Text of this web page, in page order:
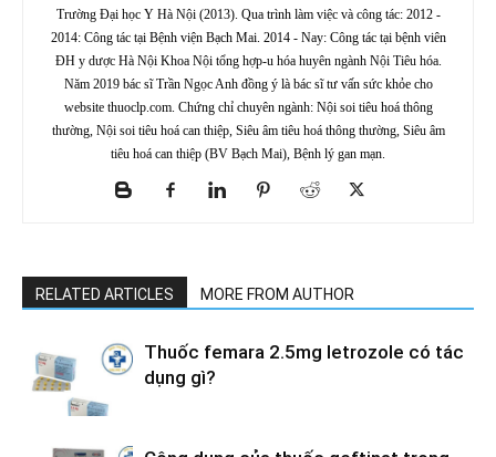
Trường Đại học Y Hà Nội (2013). Qua trình làm việc và công tác: 2012 -
2014: Công tác tại Bệnh viện Bạch Mai. 2014 - Nay: Công tác tại bệnh viên
ĐH y dược Hà Nội Khoa Nội tổng hợp-u hóa huyên ngành Nội Tiêu hóa.
Năm 2019 bác sĩ Trần Ngọc Anh đồng ý là bác sĩ tư vấn sức khỏe cho
website thuoclp.com. Chứng chỉ chuyên ngành: Nội soi tiêu hoá thông
thường, Nội soi tiêu hoá can thiệp, Siêu âm tiêu hoá thông thường, Siêu âm
tiêu hoá can thiệp (BV Bạch Mai), Bệnh lý gan mạn.
RELATED ARTICLES MORE FROM AUTHOR
Thuốc femara 2.5mg letrozole có tác
dụng gì?